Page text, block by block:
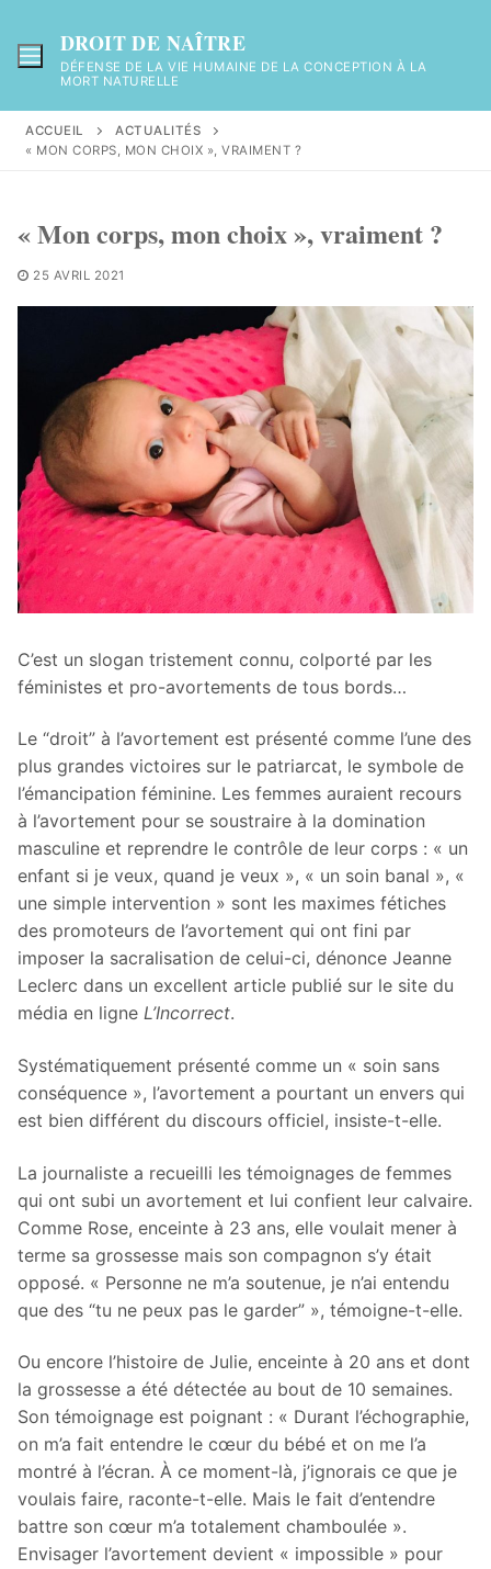
au
contenu
DROIT DE NAÎTRE
DÉFENSE DE LA VIE HUMAINE DE LA CONCEPTION À LA
MORT NATURELLE
ACCUEIL
ACTUALITÉS
« MON CORPS, MON CHOIX », VRAIMENT ?
« Mon corps, mon choix », vraiment ?
25 AVRIL 2021
C’est un slogan tristement connu, colporté par les
féministes et pro-avortements de tous bords…
Le “droit” à l’avortement est présenté comme l’une des
plus grandes victoires sur le patriarcat, le symbole de
l’émancipation féminine. Les femmes auraient recours
à l’avortement pour se soustraire à la domination
masculine et reprendre le contrôle de leur corps : « un
enfant si je veux, quand je veux », « un soin banal », «
une simple intervention » sont les maximes fétiches
des promoteurs de l’avortement qui ont fini par
imposer la sacralisation de celui-ci, dénonce Jeanne
Leclerc dans un excellent article publié sur le site du
média en ligne L’Incorrect.
Systématiquement présenté comme un « soin sans
conséquence », l’avortement a pourtant un envers qui
est bien différent du discours officiel, insiste-t-elle.
La journaliste a recueilli les témoignages de femmes
qui ont subi un avortement et lui confient leur calvaire.
Comme Rose, enceinte à 23 ans, elle voulait mener à
terme sa grossesse mais son compagnon s’y était
opposé. « Personne ne m’a soutenue, je n’ai entendu
que des “tu ne peux pas le garder” », témoigne-t-elle.
Ou encore l’histoire de Julie, enceinte à 20 ans et dont
la grossesse a été détectée au bout de 10 semaines.
Son témoignage est poignant : « Durant l’échographie,
on m’a fait entendre le cœur du bébé et on me l’a
montré à l’écran. À ce moment-là, j’ignorais ce que je
voulais faire, raconte-t-elle. Mais le fait d’entendre
battre son cœur m’a totalement chamboulée ».
Envisager l’avortement devient « impossible » pour